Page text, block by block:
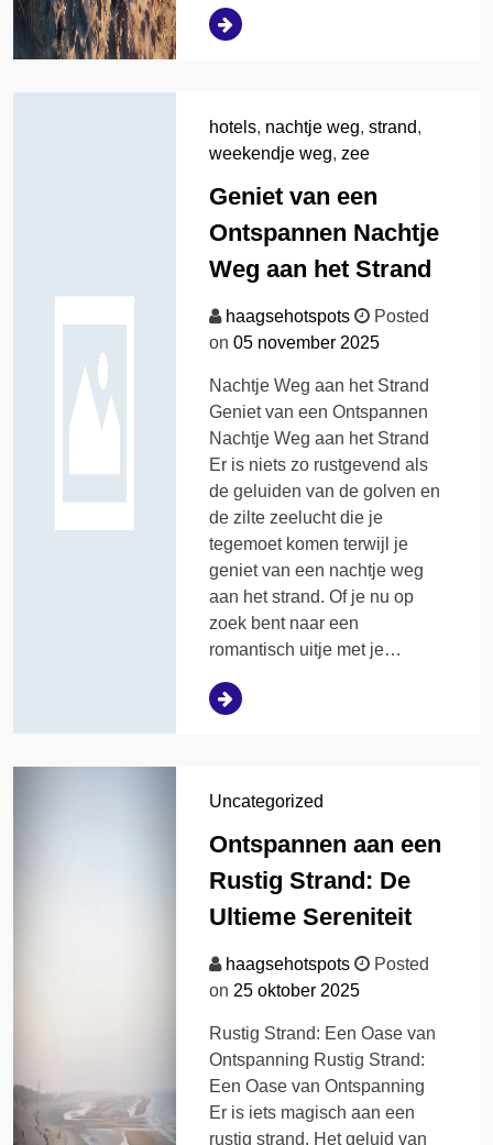
hotels, nachtje weg,strand,
weekendje weg,zee
Geniet van een
Ontspannen Nachtje
Weg aan het Strand
haagsehotspots
Posted
on05 november 2025
Nachtje Weg aan het Strand
Geniet van een Ontspannen
Nachtje Weg aan het Strand
Er is niets zo rustgevend als
de geluiden van de golven en
de zilte zeelucht die je
tegemoet komen terwijl je
geniet van een nachtje weg
aan het strand. Of je nu op
zoek bent naar een
romantisch uitje met je…
Uncategorized
Ontspannen aan een
Rustig Strand: De
Ultieme Sereniteit
haagsehotspots
Posted
on25 oktober 2025
Rustig Strand: Een Oase van
Ontspanning Rustig Strand:
Een Oase van Ontspanning
Er is iets magisch aan een
rustig strand. Het geluid van